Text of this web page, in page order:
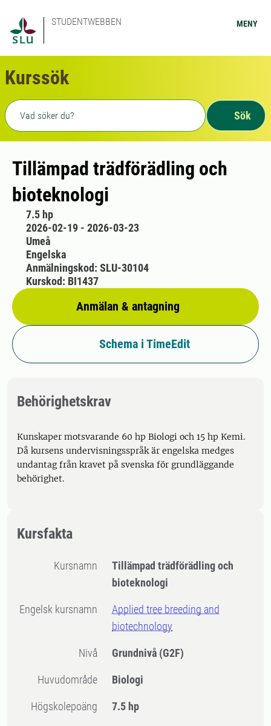
STUDENTWEBBEN MENY
Kurssök
Fritext sökning
Sök
Tillämpad trädförädling och
bioteknologi
7.5 hp
2026-02-19 - 2026-03-23
Umeå
Engelska
Anmälan & antagning
Anmälningskod: SLU-30104
Kurskod: BI1437
Schema i TimeEdit
Behörighetskrav
Kunskaper motsvarande 60 hp Biologi och 15 hp Kemi.
Då kursens undervisningsspråk är engelska medges
undantag från kravet på svenska för grundläggande
behörighet.
Kursfakta
Kursnamn
Tillämpad trädförädling och
bioteknologi
Engelsk kursnamn
Applied tree breeding and
biotechnology
Nivå Grundnivå (G2F)
Huvudområde Biologi
högskolepoäng 7.5 hp